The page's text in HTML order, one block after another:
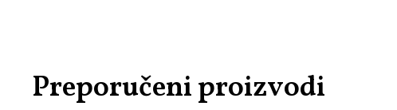
Preporučeni proizvodi